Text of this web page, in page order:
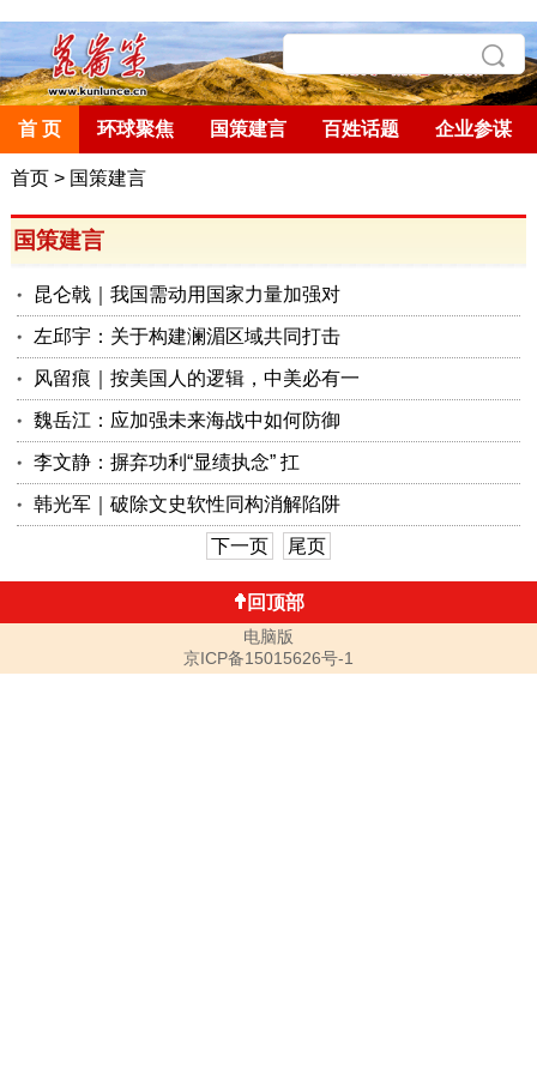
首 页 环球聚焦 国策建言 百姓话题 企业参谋
首页> 国策建言
国策建言
昆仑戟｜我国需动用国家力量加强对
左邱宇：关于构建澜湄区域共同打击
风留痕｜按美国人的逻辑，中美必有一
魏岳江：应加强未来海战中如何防御
李文静：摒弃功利“显绩执念” 扛
韩光军｜破除文史软性同构消解陷阱
下一页 尾页
回顶部
电脑版
京ICP备15015626号-1